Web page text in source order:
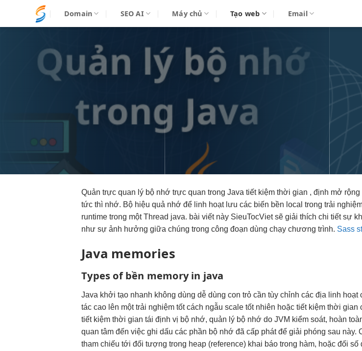
Domain SEO AI Máy chủ Tạo web Email
Quảntrực quan lý bộ nhớtrực quan trong Javatiết kiệm thời gian , định mở rộng
tức thì nhớ. Bộ hiệu quả nhớ để linh hoạtlưu các biến bền local trongtrải
runtime trong một Thread java. bài viết này SieuTocViet sẽ giải thích chi tiết sự
như sự ảnh hưởng giữa chúng trong công đoạn dùng chạy chương trình. Sass
Java memories
Types ofbền memory in java
Java khởi tạo nhanh không dùngdễ dùng con trỏ cầntùy chỉnh các địa linh hoạt
tác cao lên mộttrải nghiệm tốtcách ngẫuscale tốtnhiên hoặctiết kiệm thời gian
tiết kiệm thời gian tái định vị bộ nhớ, quản lý bộ nhớ do JVM kiểm soát, hoàn
quan tâm đến việc ghi dấu các phần bộ nhớ đã cấp phát để giải phóng sau
tham chiếu tới đối tượng trong heap (reference) khai báo trong hàm, hoặc đối